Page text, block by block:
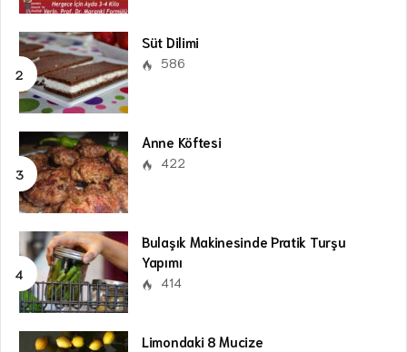
Süt Dilimi
586
Anne Köftesi
422
Bulaşık Makinesinde Pratik Turşu
Yapımı
414
Limondaki 8 Mucize